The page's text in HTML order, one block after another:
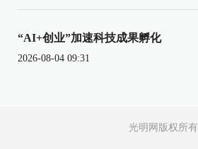
“AI+创业”加速科技成果孵化
2026-08-04 09:31
光明网版权所有